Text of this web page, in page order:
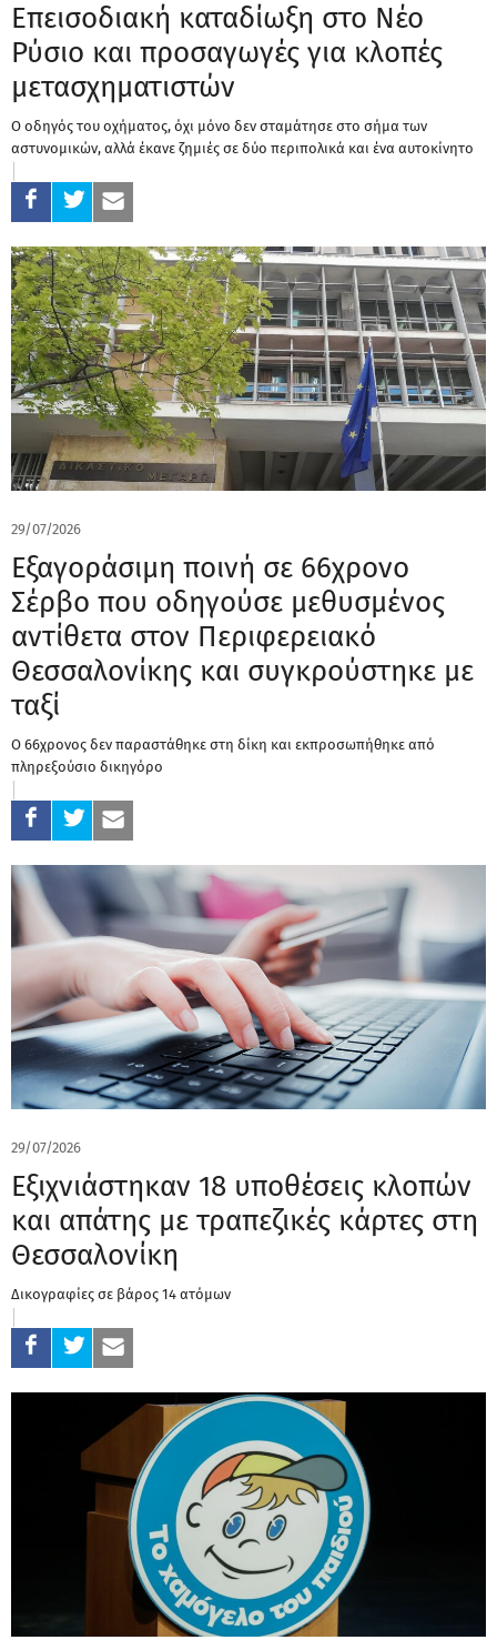
Επεισοδιακή καταδίωξη στο Νέο
Ρύσιο και προσαγωγές για κλοπές
μετασχηματιστών
Ο οδηγός του οχήματος, όχι μόνο δεν σταμάτησε στο σήμα των
αστυνομικών, αλλά έκανε ζημιές σε δύο περιπολικά και ένα αυτοκίνητο
29/07/2026
Εξαγοράσιμη ποινή σε 66χρονο
Σέρβο που οδηγούσε μεθυσμένος
αντίθετα στον Περιφερειακό
Θεσσαλονίκης και συγκρούστηκε με
ταξί
Ο 66χρονος δεν παραστάθηκε στη δίκη και εκπροσωπήθηκε από
πληρεξούσιο δικηγόρο
29/07/2026
Εξιχνιάστηκαν 18 υποθέσεις κλοπών
και απάτης με τραπεζικές κάρτες στη
Θεσσαλονίκη
Δικογραφίες σε βάρος 14 ατόμων